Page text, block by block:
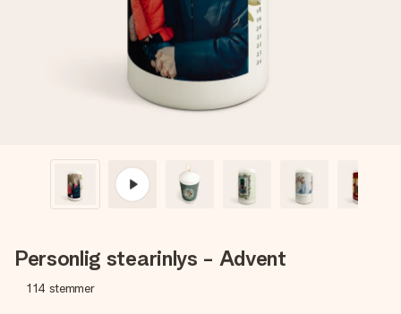
billede af dig eller en besked, der går lige i hendes hjerte.
Intet besvær men udelukkende en masse kærlighed i
Personlig stearinlys - Advent
114 stemmer